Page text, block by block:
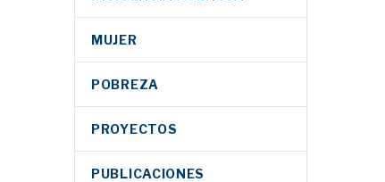
MUJER
POBREZA
PROYECTOS
PUBLICACIONES